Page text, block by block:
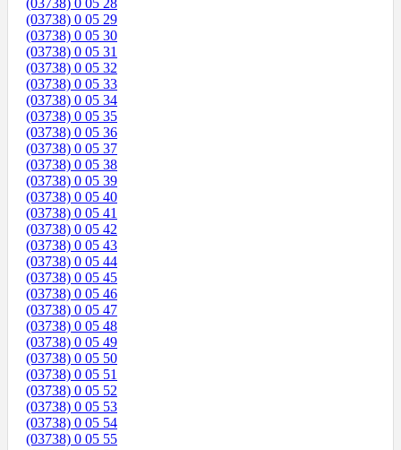
(03738) 0 05 28
(03738) 0 05 29
(03738) 0 05 30
(03738) 0 05 31
(03738) 0 05 32
(03738) 0 05 33
(03738) 0 05 34
(03738) 0 05 35
(03738) 0 05 36
(03738) 0 05 37
(03738) 0 05 38
(03738) 0 05 39
(03738) 0 05 40
(03738) 0 05 41
(03738) 0 05 42
(03738) 0 05 43
(03738) 0 05 44
(03738) 0 05 45
(03738) 0 05 46
(03738) 0 05 47
(03738) 0 05 48
(03738) 0 05 49
(03738) 0 05 50
(03738) 0 05 51
(03738) 0 05 52
(03738) 0 05 53
(03738) 0 05 54
(03738) 0 05 55